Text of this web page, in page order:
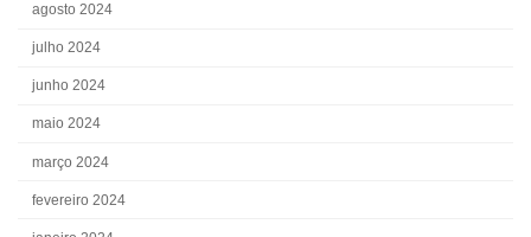
agosto 2024
julho 2024
junho 2024
maio 2024
março 2024
fevereiro 2024